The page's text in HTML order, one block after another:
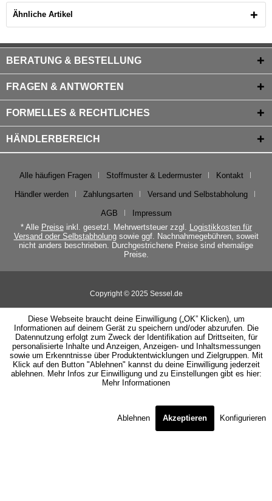
Ähnliche Artikel
BERATUNG & BESTELLUNG
FRAGEN & ANTWORTEN
FORMELLES & RECHTLICHES
HÄNDLERBEREICH
Alle häufigen Fragen Stoffmuster & Ledermuster Kontakt
Händler werden Zahlungsarten Versand und Selbstabholung
AGB
Impressum
* Alle Preiseinkl. gesetzl. Mehrwertsteuer zzgl. Logistikkosten für
Versand oder Selbstabholungsowie ggf. Nachnahmegebühren, soweit
nicht anders beschrieben. Durchgestrichene Preise sind ehemalige
Preise.
Copyright © 2025 Sessel.de
Diese Webseite braucht deine Einwilligung („OK” Klicken), um
Informationen auf deinem Gerät zu speichern und/oder abzurufen. Die
Datennutzung erfolgt zum Zweck der Identifikation auf Drittseiten, für
personalisierte Inhalte und Anzeigen, Anzeigen- und Inhaltsmessungen
sowie um Erkenntnisse über Produktentwicklungen und Zielgruppen. Mit
Klick auf den Button "Ablehnen" kannst du deine Einwilligung jederzeit
ablehnen. Mehr Infos zur Einwilligung und zu Einstellungen gibt es hier:
Mehr Informationen
Ablehnen Akzeptieren Konfigurieren